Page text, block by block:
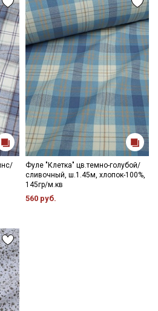
Фуле "Клетка" цв.темно-голубой/
сливочный, ш.1.45м, хлопок-100%,
145гр/м.кв
560 руб.